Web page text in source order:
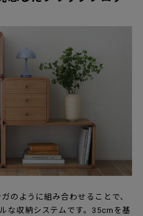
のように組み合わせることで、
な収納システムです。35cmを基